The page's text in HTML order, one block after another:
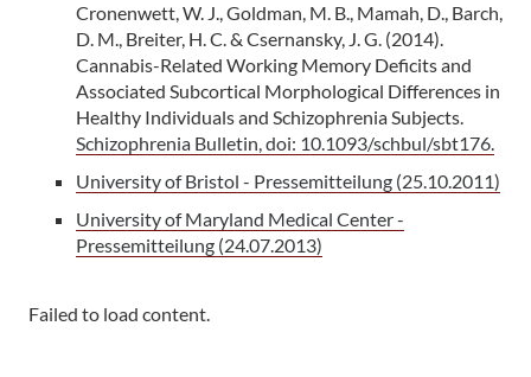
Cronenwett, W. J., Goldman, M. B., Mamah, D., Barch,
D. M., Breiter, H. C. & Csernansky, J. G. (2014).
Cannabis-Related Working Memory Deficits and
Associated Subcortical Morphological Differences in
Healthy Individuals and Schizophrenia Subjects.
Schizophrenia Bulletin, doi: 10.1093/schbul/sbt176.
University of Bristol - Pressemitteilung (25.10.2011)
University of Maryland Medical Center -
Pressemitteilung (24.07.2013)
Failed to load content.